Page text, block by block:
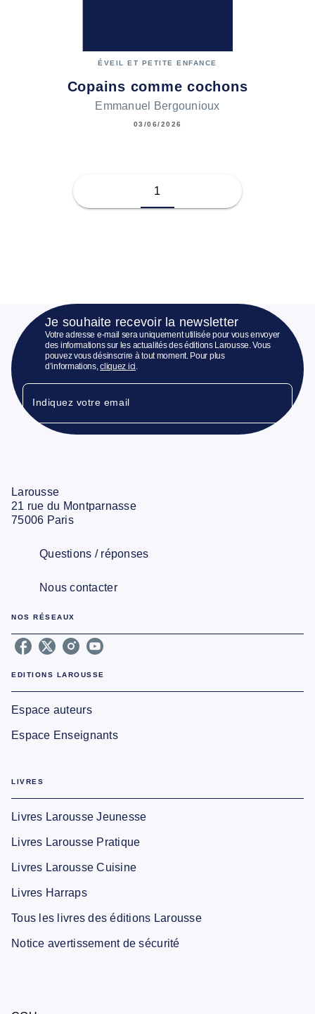
ÉVEIL ET PETITE ENFANCE
Copains comme cochons
Emmanuel Bergounioux
03/06/2026
1
Je souhaite recevoir la newsletter
Votre adresse e-mail sera uniquement utilisée pour vous envoyer
des informations sur les actualités des éditions Larousse. Vous
pouvez vous désinscrire à tout moment. Pour plus
d’informations,cliquez ici
Indiquez votre email
Larousse
21 rue du Montparnasse
75006 Paris
Questions / réponses
Nous contacter
NOS RÉSEAUX
EDITIONS LAROUSSE
Espace auteurs
Espace Enseignants
LIVRES
Livres Larousse Jeunesse
Livres Larousse Pratique
Livres Larousse Cuisine
Livres Harraps
Tous les livres des éditions Larousse
Notice avertissement de sécurité